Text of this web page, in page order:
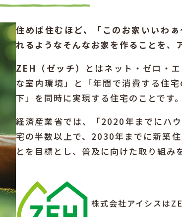
住めば住むほど、「このお家いいわ
れるようなそんなお家を作ることを、
ZEH（ゼッチ）
とはネット・ゼロ・
な室内環境」と「年間で消費する住
下」を同時に実現する住宅のことです。
経済産業省では、「2020年までにハ
宅の半数以上で、2030年までに新築
とを目標とし、普及に向けた取り組み
株式会社アイシスは